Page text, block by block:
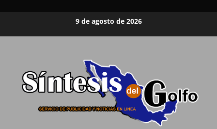
9 de agosto de 2026